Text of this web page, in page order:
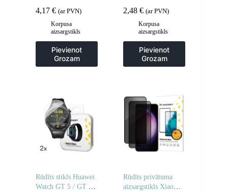
4,17 € (ar PVN)
Korpusa
aizsargstikls
Pievienot
Grozam
līmējams rūdīts stikls
– 2 gab.
2,48€ (ar PVN)
Korpusa
aizsargstikls
Pievienot
Grozam
Rūdīts stikls Huawei
Watch GT 5 / GT 5
Rūdīts privātuma
aizsargstikls Xiaomi